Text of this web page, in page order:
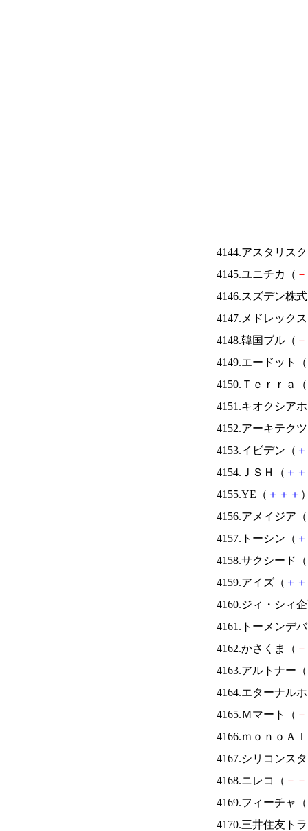
4144.アスタリス
4145.ユニチカ（ －
4146.スズデン株
4147.メドレック
4148.韓国ブル（ －
4149.エードット（
4150.Ｔｅｒｒａ（
4151.キオクシア
4152.アーキテク
4153.イビデン（ ＋
4154.ＪＳＨ（ ＋ ＋
4155.YE（ ＋ ＋ ＋
4156.アメイジア（
4157.トーシン（ ＋
4158.サクシード（
4159.アイズ（ ＋ ＋
4160.ジィ・シィ
4161.トーメンデ
4162.かさくま（ －
4163.アルトナー（
4164.エターナル
4165.Ｍマート（ －
4166.ｍｏｎｏＡ
4167.シリコンス
4168.ニレコ（ － －
4169.フィーチャ（
4170.三井住友ト